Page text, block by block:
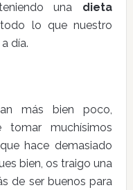
una dieta
lo que nuestro
día.
más bien poco,
tomar muchísimos
hace demasiado
bien, os traigo una
de ser buenos para